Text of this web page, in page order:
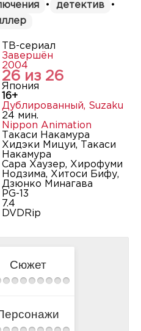
• детектив
•
ТВ-сериал
Завершён
2004
26 из 26
Япония
16+
Дублированный, Suzaku
24 мин.
Nippon Animation
Такаси Накамура
Хидэки Мицуи, Такаси
Накамура
Сара Хаузер, Хирофуми
Нодзима, Хитоси Бифу,
Дзюнко Минагава
PG-13
7.4
DVDRip
Сюжет